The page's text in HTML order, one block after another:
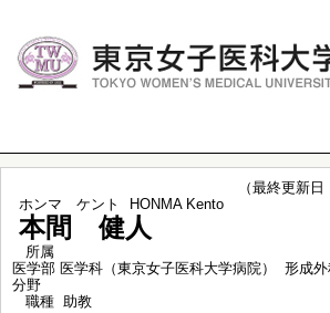
（最終更新日
ホンマ ケント
HONMA Kento
本間 健人
所属
医学部 医学科（東京女子医科大学病院） 形成
分野
職種 助教